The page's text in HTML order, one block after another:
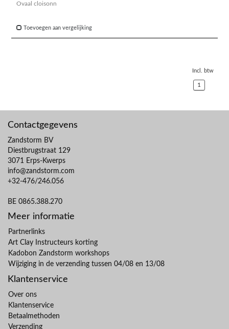
Ovaal cloisonn
Toevoegen aan vergelijking
Incl. btw
1
Contactgegevens
Zandstorm BV
Diestbrugstraat 129
3071 Erps-Kwerps
info@zandstorm.com
+32-476/246.056
BE 0865.388.270
Meer informatie
Partnerlinks
Art Clay Instructeurs korting
Kadobon Zandstorm workshops
Wijziging in de verzending tussen 04/08 en 13/08
Klantenservice
Over ons
Klantenservice
Betaalmethoden
Verzending